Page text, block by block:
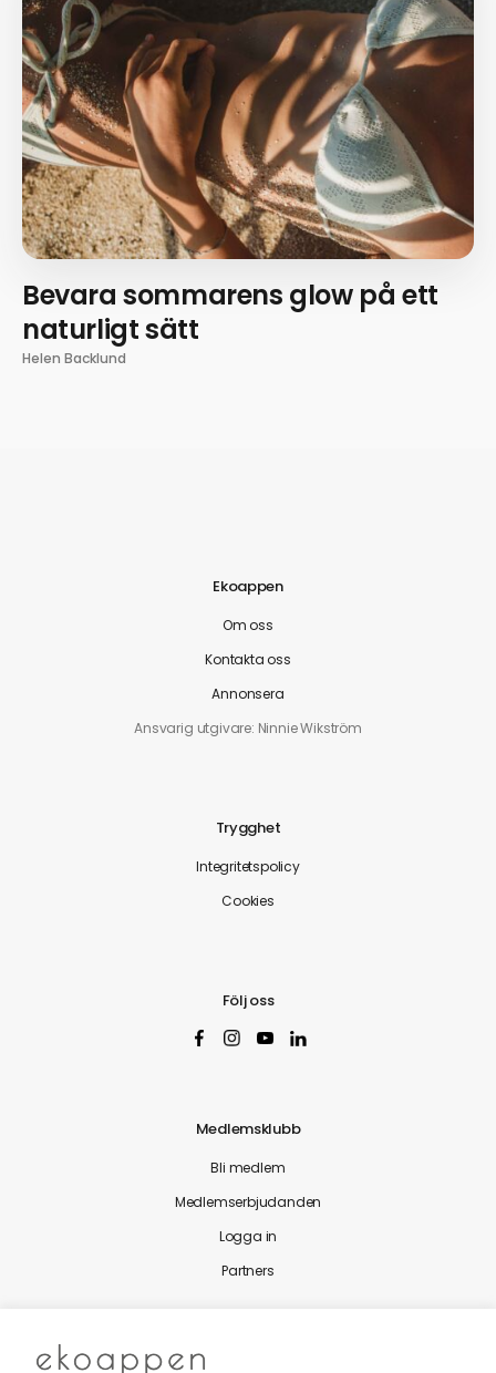
Bevara sommarens glow på ett
naturligt sätt
Helen Backlund
Ekoappen
Om oss
Kontakta oss
Annonsera
Ansvarig utgivare: Ninnie Wikström
Trygghet
Integritetspolicy
Cookies
Följ oss
Medlemsklubb
Bli medlem
Medlemserbjudanden
Logga in
Partners